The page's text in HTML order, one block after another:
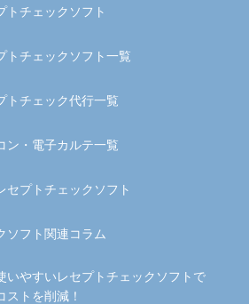
トチェックソフト
トチェックソフト一覧
トチェック代行一覧
ン・電子カルテ一覧
セプトチェックソフト
ソフト関連コラム
いやすいレセプトチェックソフトで
ストを削減！